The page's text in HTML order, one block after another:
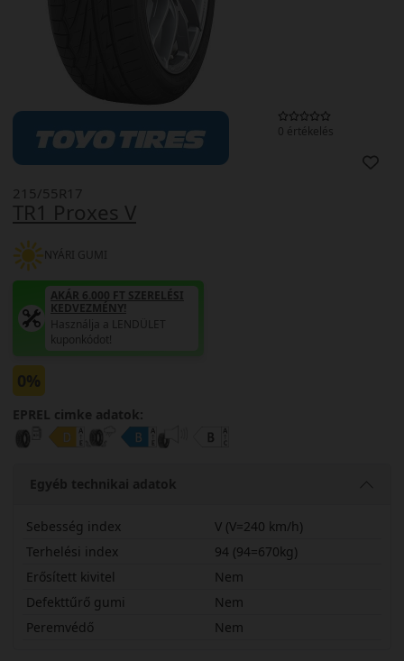
0 értékelés
TR1 Proxes V
215/55R17
NYÁRI GUMI
AKÁR 6.000 FT SZERELÉSI
KEDVEZMÉNY!
Használja a LENDÜLET
kuponkódot!
0%
EPREL cimke adatok:
Egyéb technikai adatok
Sebesség index
V (V=240 km/h)
Terhelési index
94 (94=670kg)
Erősített kivitel
Nem
Defekttűrő gumi
Nem
Peremvédő
Nem